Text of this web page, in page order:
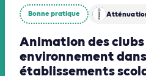
Bonne pratique
Animation des clubs
environnement
établissements